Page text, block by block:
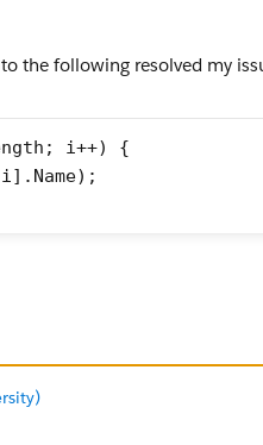
the following resolved my
i++) {